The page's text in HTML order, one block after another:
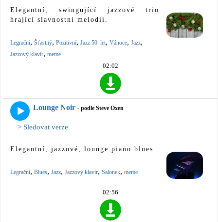
Elegantní, swingující jazzové trio
hrající slavnostní melodii.
Legrační, Šťastný, Pozitivní, Jazz 50. let, Vánoce, Jazz,
Jazzový klavír, meme
02:02
Lounge Noir - podle Steve Oxen
> Sledovat verze
Elegantní, jazzové, lounge piano blues.
Legrační, Blues, Jazz, Jazzový klavír, Salonek, meme
02:56